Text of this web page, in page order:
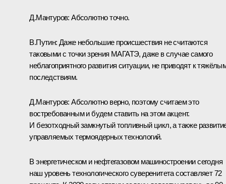
Д.Мантуров: Абсолютно точно.
В.Путин: Даже небольшие происшествия не считаются
таковыми с точки зрения МАГАТЭ, даже в случае самого
неблагоприятного развития ситуации, не приводят к
последствиям.
Д.Мантуров: Абсолютно верно, поэтому считаем это
востребованным и будем ставить на этом акцент.
И безотходный замкнутый топливный цикл, а также
управляемых термоядерных технологий.
В энергетическом и нефтегазовом машиностроении сегодня
наш уровень технологического суверенитета составляет 72